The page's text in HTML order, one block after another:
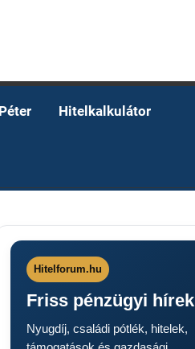
Hitelkalkulátor
Hitelforum.hu
Friss pénzügyi hírek
Nyugdíj, családi pótlék, hitelek,